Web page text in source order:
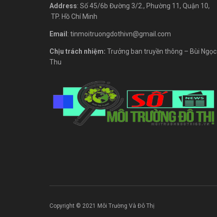
Address: Số 45/6b Đường 3/2., Phường 11, Quận 10,
TP. Hồ Chí Minh
Email : tinmoitruongdothivn@gmail.com
Chịu trách nhiệm: Trưởng ban truyền thông – Bùi Ngọc
Thu
Copyright © 2021 Môi Trường Và Đô Thị